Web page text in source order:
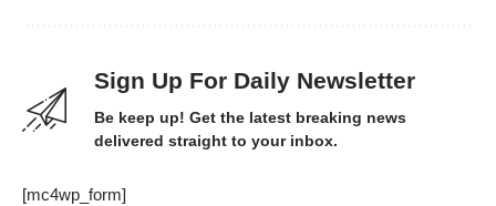
Sign Up For Daily Newsletter
Be keep up! Get the latest breaking news
delivered straight to your inbox.
[mc4wp_form]